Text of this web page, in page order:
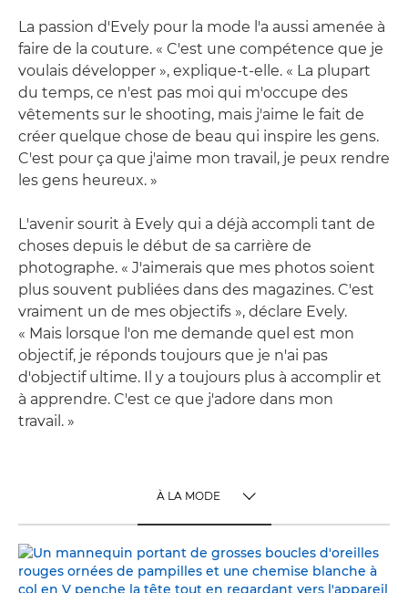
La passion d'Evely pour la mode l'a aussi amenée à
faire de la couture. « C'est une compétence que je
voulais développer », explique-t-elle. « La plupart
du temps, ce n'est pas moi qui m'occupe des
vêtements sur le shooting, mais j'aime le fait de
créer quelque chose de beau qui inspire les gens.
C'est pour ça que j'aime mon travail, je peux rendre
les gens heureux. »
L'avenir sourit à Evely qui a déjà accompli tant de
choses depuis le début de sa carrière de
photographe. « J'aimerais que mes photos soient
plus souvent publiées dans des magazines. C'est
vraiment un de mes objectifs », déclare Evely.
« Mais lorsque l'on me demande quel est mon
objectif, je réponds toujours que je n'ai pas
d'objectif ultime. Il y a toujours plus à accomplir et
à apprendre. C'est ce que j'adore dans mon
travail. »
À LA MODE
À LA MODE